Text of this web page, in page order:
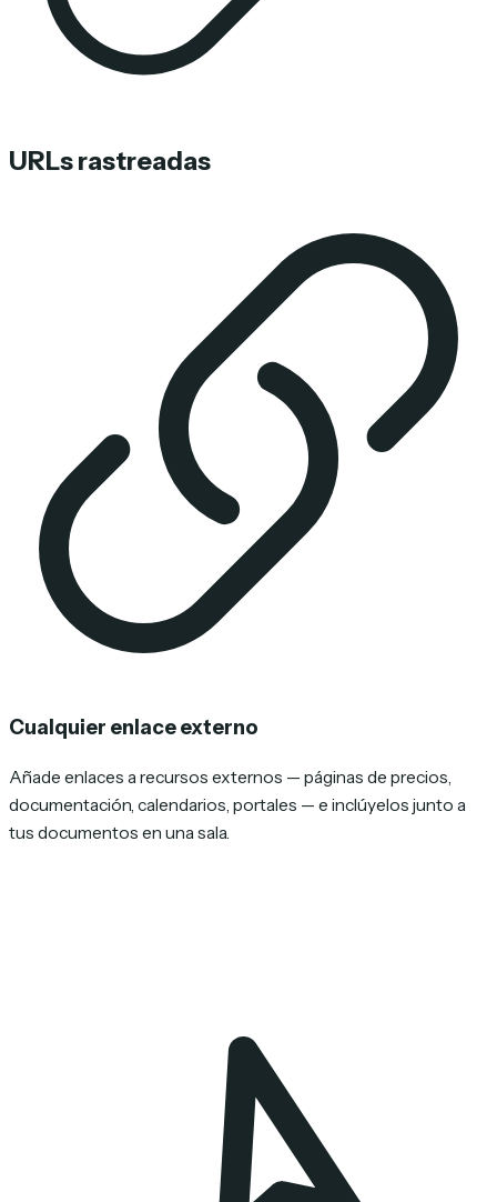
URLs rastreadas
Cualquier enlace externo
Añade enlaces a recursos externos — páginas de precios,
documentación, calendarios, portales — e inclúyelos junto a
tus documentos en una sala.